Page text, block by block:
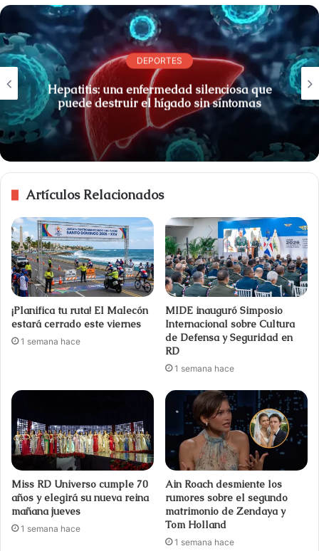
DEPORTES
Hepatitis: una enfermedad silenciosa que
puede destruir el hígado sin síntomas
Artículos Relacionados
¡Planifica tu ruta! El Malecón
estará cerrado este viernes
1 semana hace
MIDE inauguró Simposio
Internacional sobre Cultura
de Defensa y Seguridad en
RD
1 semana hace
Miss RD Universo cumple 70
años y elegirá su nueva reina
mañana jueves
1 semana hace
Ain Roach desmiente los
rumores sobre el segundo
matrimonio de Zendaya y
Tom Holland
1 semana hace